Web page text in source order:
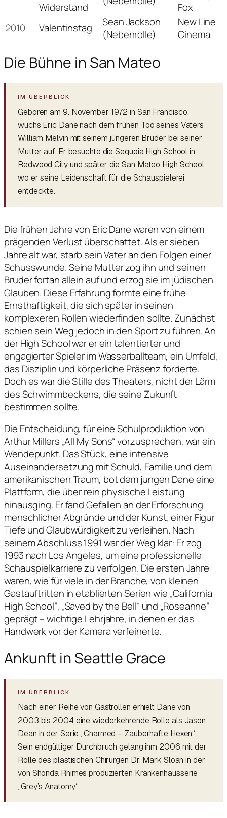
Widerstand
Fox
2010
Valentinstag
Sean Jackson
(Nebenrolle)
New Line
Cinema
Die Bühne in San Mateo
Geboren am 9. November 1972 in San Francisco,
wuchs Eric Dane nach dem frühen Tod seines Vaters
William Melvin mit seinem jüngeren Bruder bei seiner
Mutter auf. Er besuchte die Sequoia High School in
Redwood City und später die San Mateo High School,
wo er seine Leidenschaft für die Schauspielerei
entdeckte.
Die frühen Jahre von Eric Dane waren von einem
prägenden Verlust überschattet. Als er sieben
Jahre alt war, starb sein Vater an den Folgen einer
Schusswunde. Seine Mutter zog ihn und seinen
Bruder fortan allein auf und erzog sie im jüdischen
Glauben. Diese Erfahrung formte eine frühe
Ernsthaftigkeit, die sich später in seinen
komplexeren Rollen wiederfinden sollte. Zunächst
schien sein Weg jedoch in den Sport zu führen. An
der High School war er ein talentierter und
engagierter Spieler im Wasserballteam, ein Umfeld,
das Disziplin und körperliche Präsenz forderte.
Doch es war die Stille des Theaters, nicht der Lärm
des Schwimmbeckens, die seine Zukunft
bestimmen sollte.
Die Entscheidung, für eine Schulproduktion von
Arthur Millers „All My Sons“ vorzusprechen, war ein
Wendepunkt. Das Stück, eine intensive
Auseinandersetzung mit Schuld, Familie und dem
amerikanischen Traum, bot dem jungen Dane eine
Plattform, die über rein physische Leistung
hinausging. Er fand Gefallen an der Erforschung
menschlicher Abgründe und der Kunst, einer Figur
Tiefe und Glaubwürdigkeit zu verleihen. Nach
seinem Abschluss 1991 war der Weg klar: Er zog
1993 nach Los Angeles, um eine professionelle
Schauspielkarriere zu verfolgen. Die ersten Jahre
waren, wie für viele in der Branche, von kleinen
Gastauftritten in etablierten Serien wie „California
High School“, „Saved by the Bell“ und „Roseanne“
geprägt – wichtige Lehrjahre, in denen er das
Handwerk vor der Kamera verfeinerte.
Ankunft in Seattle Grace
Nach einer Reihe von Gastrollen erhielt Dane von
2003 bis 2004 eine wiederkehrende Rolle als Jason
Dean in der Serie „Charmed – Zauberhafte Hexen“.
Sein endgültiger Durchbruch gelang ihm 2006 mit der
Rolle des plastischen Chirurgen Dr. Mark Sloan in der
von Shonda Rhimes produzierten Krankenhausserie
„Grey’s Anatomy“.